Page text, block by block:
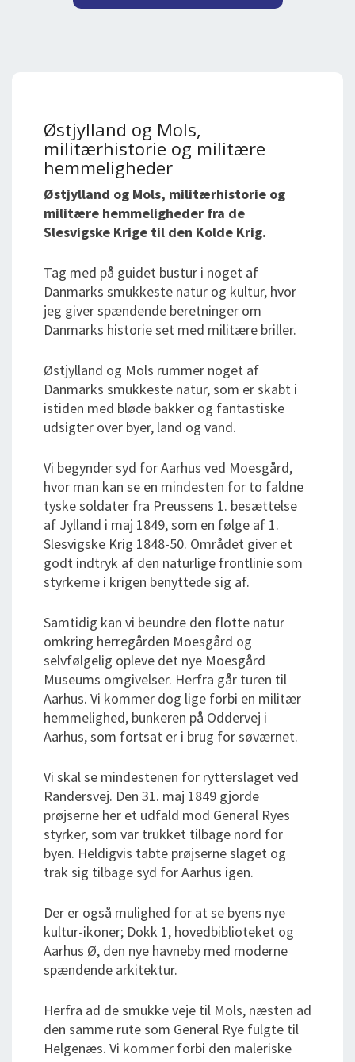
Østjylland og Mols,
militærhistorie og militære
hemmeligheder
Østjylland og Mols, militærhistorie og
militære hemmeligheder fra de
Slesvigske Krige til den Kolde Krig.
Tag med på guidet bustur i noget af
Danmarks smukkeste natur og kultur, hvor
jeg giver spændende beretninger om
Danmarks historie set med militære briller.
Østjylland og Mols rummer noget af
Danmarks smukkeste natur, som er skabt i
istiden med bløde bakker og fantastiske
udsigter over byer, land og vand.
Vi begynder syd for Aarhus ved Moesgård,
hvor man kan se en mindesten for to faldne
tyske soldater fra Preussens 1. besættelse
af Jylland i maj 1849, som en følge af 1.
Slesvigske Krig 1848-50. Området giver et
godt indtryk af den naturlige frontlinie som
styrkerne i krigen benyttede sig af.
Samtidig kan vi beundre den flotte natur
omkring herregården Moesgård og
selvfølgelig opleve det nye Moesgård
Museums omgivelser. Herfra går turen til
Aarhus. Vi kommer dog lige forbi en militær
hemmelighed, bunkeren på Oddervej i
Aarhus, som fortsat er i brug for søværnet.
Vi skal se mindestenen for rytterslaget ved
Randersvej. Den 31. maj 1849 gjorde
prøjserne her et udfald mod General Ryes
styrker, som var trukket tilbage nord for
byen. Heldigvis tabte prøjserne slaget og
trak sig tilbage syd for Aarhus igen.
Der er også mulighed for at se byens nye
kultur-ikoner; Dokk 1, hovedbiblioteket og
Aarhus Ø, den nye havneby med moderne
spændende arkitektur.
Herfra ad de smukke veje til Mols, næsten ad
den samme rute som General Rye fulgte til
Helgenæs. Vi kommer forbi den maleriske